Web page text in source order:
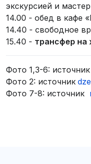
экскурсией и
14.00 - обед в кафе
14.40 - свободное
15.40 - трансфер на
Фото 1,3-6: источник
Фото 2: источник
Фото 7-8: источник